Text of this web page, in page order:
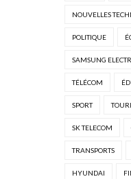
NOUVELLES
POLITIQUE
SAMSUNG
TÉLÉCOM
SPORT
SK TELECOM
TRANSPORTS
HYUNDAI